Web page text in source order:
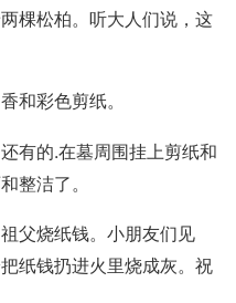
棵松柏。听大人们说，这
和彩色剪纸。
有的.在墓周围挂上剪纸和
整洁了。
父烧纸钱。小朋友们见
纸钱扔进火里烧成灰。祝